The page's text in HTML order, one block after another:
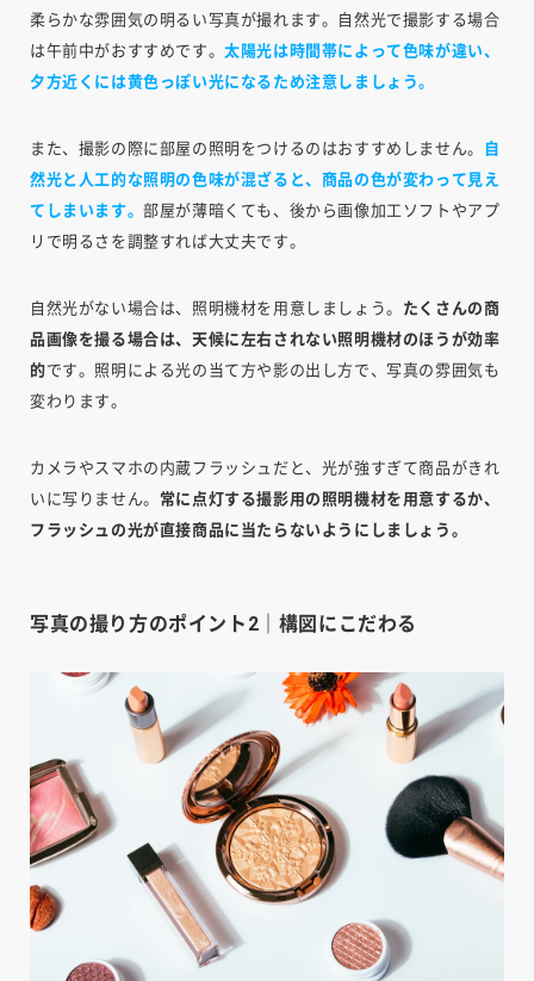
柔らかな雰囲気の明るい写真が撮れます。自然光で撮影する場合
は午前中がおすすめです。太陽光は時間帯によって色味が違い、
夕方近くには黄色っぽい光になるため注意しましょう。
また、撮影の際に部屋の照明をつけるのはおすすめしません。 自
然光と人工的な照明の色味が混ざると、商品の色が変わって見え
てしまいます。部屋が薄暗くても、後から画像加工ソフトやアプ
リで明るさを調整すれば大丈夫です。
自然光がない場合は、照明機材を用意しましょう。 たくさんの商
品画像を撮る場合は、天候に左右されない照明機材のほうが効率
的です。照明による光の当て方や影の出し方で、写真の雰囲気も
変わります。
カメラやスマホの内蔵フラッシュだと、光が強すぎて商品がきれ
いに写りません。 常に点灯する撮影用の照明機材を用意するか、
フラッシュの光が直接商品に当たらないようにしましょう。
写真の撮り方のポイント2｜構図にこだわる